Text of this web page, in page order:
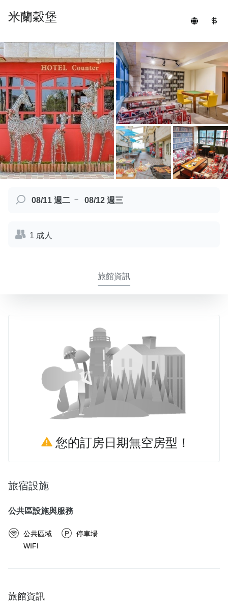
米蘭穀堡
08/11 週二 － 08/12 週三
1 成人
旅館資訊
您的訂房日期無空房型！
旅宿設施
公共區設施與服務
公共區域
WIFI
停車場
旅館資訊